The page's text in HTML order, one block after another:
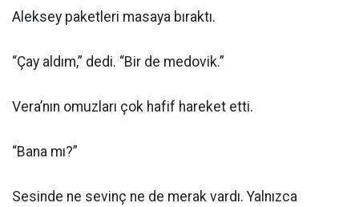
Aleksey paketleri masaya bıraktı.
“Çay aldım,” dedi. “Bir de medovik.”
Vera’nın omuzları çok hafif hareket etti.
“Bana mı?”
Sesinde ne sevinç ne de merak vardı. Yalnızca